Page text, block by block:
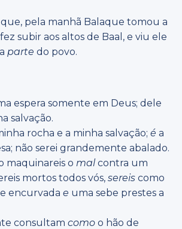
pela manhã Balaque tomou a
subir aos altos de Baal, e viu ele
parte do povo.
espera somente em Deus; dele
salvação.
rocha e a minha salvação; é a
não serei grandemente abalado.
maquinareis o malcontra um
mortos todos vós, sereis como
encurvada e uma sebe prestes a
consultam como o hão de